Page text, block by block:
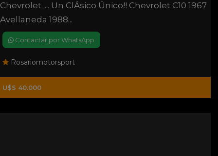
Chevrolet .... Un ClÁsico Único!! Chevrolet C10 1967
Avellaneda 1988...
Contactar por WhatsApp
Rosariomotorsport
U$S 40.000